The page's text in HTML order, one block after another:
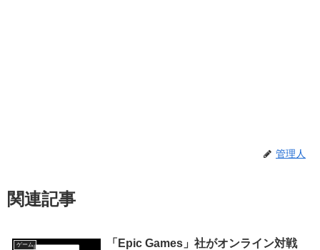
管理人
関連記事
ゲーム
「Epic Games」社がオンライン対戦